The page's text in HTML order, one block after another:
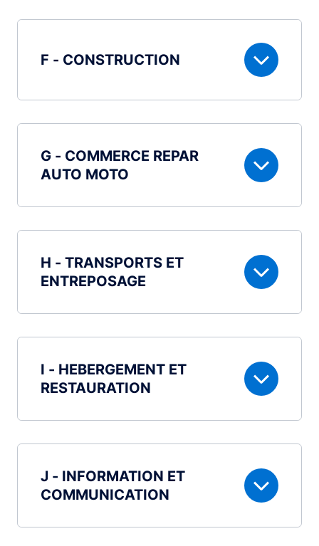
F - CONSTRUCTION
G - COMMERCE REPAR
AUTO MOTO
H - TRANSPORTS ET
ENTREPOSAGE
I - HEBERGEMENT ET
RESTAURATION
J - INFORMATION ET
COMMUNICATION